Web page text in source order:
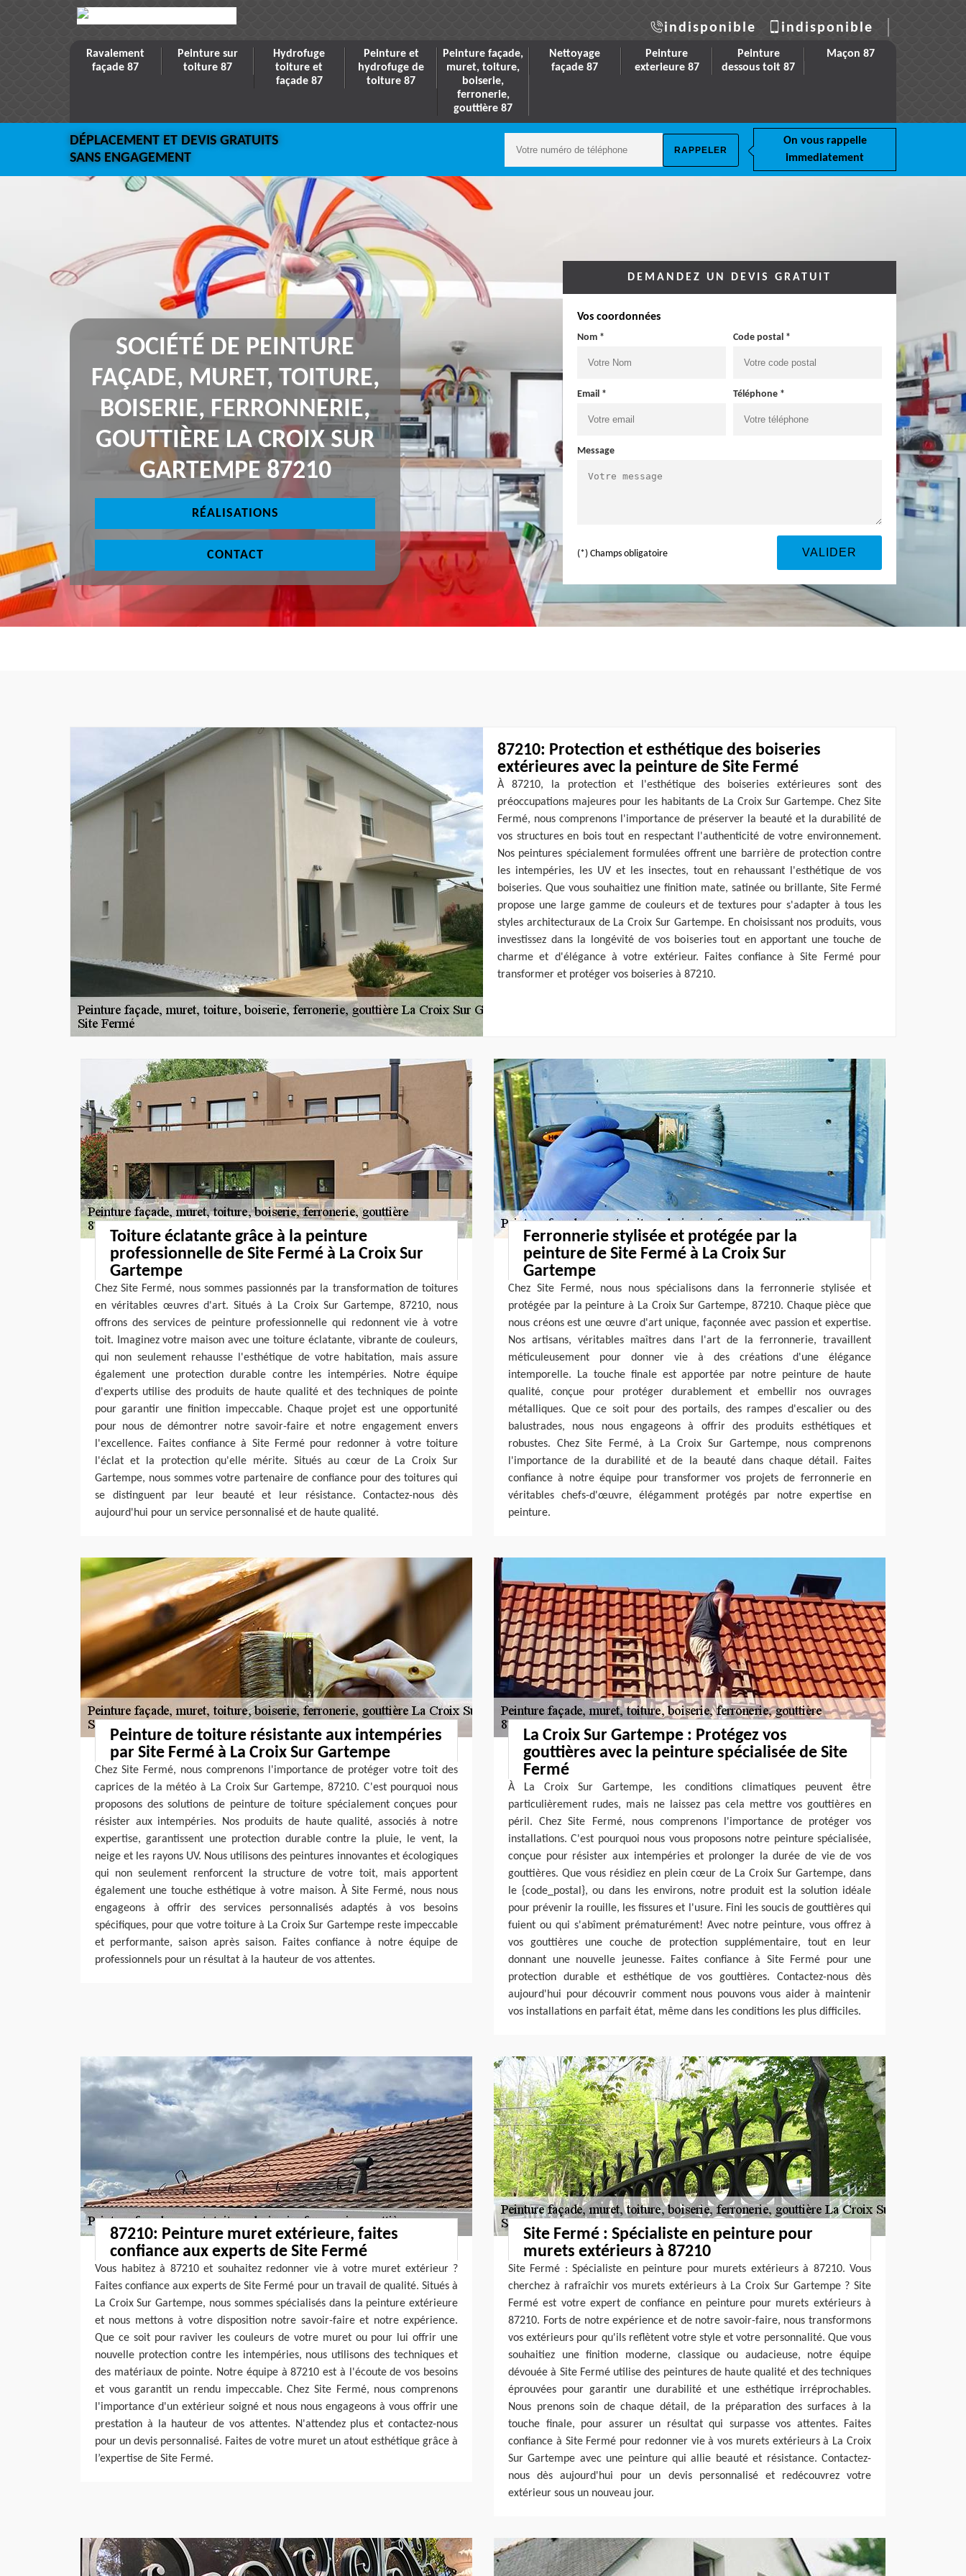
indisponible indisponible
Ravalement
façade 87
Peinture sur
toiture 87
Hydrofuge
toiture et
façade 87
Peinture et
hydrofuge de
toiture 87
Peinture façade,
muret, toiture,
boiserie,
ferronerie,
gouttière 87
Nettoyage
façade 87
Peinture
exterieure 87
Peinture
dessous toit 87
Maçon 87
DÉPLACEMENT ET DEVIS GRATUITS
SANS ENGAGEMENT
On vous rappelle
immediatement
SOCIÉTÉ DE PEINTURE
FAÇADE, MURET, TOITURE,
BOISERIE, FERRONNERIE,
GOUTTIÈRE LA CROIX SUR
GARTEMPE 87210
RÉALISATIONS
CONTACT
DEMANDEZ UN DEVIS GRATUIT
Vos coordonnées
Nom * Code postal *
Email * Téléphone *
Message
(*) Champs obligatoire
87210: Protection et esthétique des boiseries
extérieures avec la peinture de Site Fermé
À 87210, la protection et l'esthétique des boiseries extérieures sont des
préoccupations majeures pour les habitants de La Croix Sur Gartempe. Chez Site
Fermé, nous comprenons l'importance de préserver la beauté et la durabilité de
vos structures en bois tout en respectant l'authenticité de votre environnement.
Nos peintures spécialement formulées offrent une barrière de protection contre
les intempéries, les UV et les insectes, tout en rehaussant l'esthétique de vos
boiseries. Que vous souhaitiez une finition mate, satinée ou brillante, Site Fermé
propose une large gamme de couleurs et de textures pour s'adapter à tous les
styles architecturaux de La Croix Sur Gartempe. En choisissant nos produits, vous
investissez dans la longévité de vos boiseries tout en apportant une touche de
charme et d'élégance à votre extérieur. Faites confiance à Site Fermé pour
transformer et protéger vos boiseries à 87210.
Toiture éclatante grâce à la peinture
professionnelle de Site Fermé à La Croix Sur
Gartempe
Chez Site Fermé, nous sommes passionnés par la transformation de toitures
en véritables œuvres d'art. Situés à La Croix Sur Gartempe, 87210, nous
offrons des services de peinture professionnelle qui redonnent vie à votre
toit. Imaginez votre maison avec une toiture éclatante, vibrante de couleurs,
qui non seulement rehausse l'esthétique de votre habitation, mais assure
également une protection durable contre les intempéries. Notre équipe
d'experts utilise des produits de haute qualité et des techniques de pointe
pour garantir une finition impeccable. Chaque projet est une opportunité
pour nous de démontrer notre savoir-faire et notre engagement envers
l'excellence. Faites confiance à Site Fermé pour redonner à votre toiture
l'éclat et la protection qu'elle mérite. Situés au cœur de La Croix Sur
Gartempe, nous sommes votre partenaire de confiance pour des toitures qui
se distinguent par leur beauté et leur résistance. Contactez-nous dès
aujourd'hui pour un service personnalisé et de haute qualité.
Ferronnerie stylisée et protégée par la
peinture de Site Fermé à La Croix Sur
Gartempe
Chez Site Fermé, nous nous spécialisons dans la ferronnerie stylisée et
protégée par la peinture à La Croix Sur Gartempe, 87210. Chaque pièce que
nous créons est une œuvre d'art unique, façonnée avec passion et expertise.
Nos artisans, véritables maîtres dans l'art de la ferronnerie, travaillent
méticuleusement pour donner vie à des créations d'une élégance
intemporelle. La touche finale est apportée par notre peinture de haute
qualité, conçue pour protéger durablement et embellir nos ouvrages
métalliques. Que ce soit pour des portails, des rampes d'escalier ou des
balustrades, nous nous engageons à offrir des produits esthétiques et
robustes. Chez Site Fermé, à La Croix Sur Gartempe, nous comprenons
l'importance de la durabilité et de la beauté dans chaque détail. Faites
confiance à notre équipe pour transformer vos projets de ferronnerie en
véritables chefs-d'œuvre, élégamment protégés par notre expertise en
peinture.
Peinture de toiture résistante aux intempéries
par Site Fermé à La Croix Sur Gartempe
Chez Site Fermé, nous comprenons l'importance de protéger votre toit des
caprices de la météo à La Croix Sur Gartempe, 87210. C'est pourquoi nous
proposons des solutions de peinture de toiture spécialement conçues pour
résister aux intempéries. Nos produits de haute qualité, associés à notre
expertise, garantissent une protection durable contre la pluie, le vent, la
neige et les rayons UV. Nous utilisons des peintures innovantes et écologiques
qui non seulement renforcent la structure de votre toit, mais apportent
également une touche esthétique à votre maison. À Site Fermé, nous nous
engageons à offrir des services personnalisés adaptés à vos besoins
spécifiques, pour que votre toiture à La Croix Sur Gartempe reste impeccable
et performante, saison après saison. Faites confiance à notre équipe de
professionnels pour un résultat à la hauteur de vos attentes.
La Croix Sur Gartempe : Protégez vos
gouttières avec la peinture spécialisée de Site
Fermé
À La Croix Sur Gartempe, les conditions climatiques peuvent être
particulièrement rudes, mais ne laissez pas cela mettre vos gouttières en
péril. Chez Site Fermé, nous comprenons l'importance de protéger vos
installations. C'est pourquoi nous vous proposons notre peinture spécialisée,
conçue pour résister aux intempéries et prolonger la durée de vie de vos
gouttières. Que vous résidiez en plein cœur de La Croix Sur Gartempe, dans
le {code_postal}, ou dans les environs, notre produit est la solution idéale
pour prévenir la rouille, les fissures et l'usure. Fini les soucis de gouttières qui
fuient ou qui s'abîment prématurément! Avec notre peinture, vous offrez à
vos gouttières une couche de protection supplémentaire, tout en leur
donnant une nouvelle jeunesse. Faites confiance à Site Fermé pour une
protection durable et esthétique de vos gouttières. Contactez-nous dès
aujourd'hui pour découvrir comment nous pouvons vous aider à maintenir
vos installations en parfait état, même dans les conditions les plus difficiles.
87210: Peinture muret extérieure, faites
confiance aux experts de Site Fermé
Vous habitez à 87210 et souhaitez redonner vie à votre muret extérieur ?
Faites confiance aux experts de Site Fermé pour un travail de qualité. Situés à
La Croix Sur Gartempe, nous sommes spécialisés dans la peinture extérieure
et nous mettons à votre disposition notre savoir-faire et notre expérience.
Que ce soit pour raviver les couleurs de votre muret ou pour lui offrir une
nouvelle protection contre les intempéries, nous utilisons des techniques et
des matériaux de pointe. Notre équipe à 87210 est à l'écoute de vos besoins
et vous garantit un rendu impeccable. Chez Site Fermé, nous comprenons
l'importance d'un extérieur soigné et nous nous engageons à vous offrir une
prestation à la hauteur de vos attentes. N'attendez plus et contactez-nous
pour un devis personnalisé. Faites de votre muret un atout esthétique grâce à
l’expertise de Site Fermé.
Site Fermé : Spécialiste en peinture pour
murets extérieurs à 87210
Site Fermé : Spécialiste en peinture pour murets extérieurs à 87210. Vous
cherchez à rafraîchir vos murets extérieurs à La Croix Sur Gartempe ? Site
Fermé est votre expert de confiance en peinture pour murets extérieurs à
87210. Forts de notre expérience et de notre savoir-faire, nous transformons
vos extérieurs pour qu'ils reflètent votre style et votre personnalité. Que vous
souhaitiez une finition moderne, classique ou audacieuse, notre équipe
dévouée à Site Fermé utilise des peintures de haute qualité et des techniques
éprouvées pour garantir une durabilité et une esthétique irréprochables.
Nous prenons soin de chaque détail, de la préparation des surfaces à la
touche finale, pour assurer un résultat qui surpasse vos attentes. Faites
confiance à Site Fermé pour redonner vie à vos murets extérieurs à La Croix
Sur Gartempe avec une peinture qui allie beauté et résistance. Contactez-
nous dès aujourd'hui pour un devis personnalisé et redécouvrez votre
extérieur sous un nouveau jour.